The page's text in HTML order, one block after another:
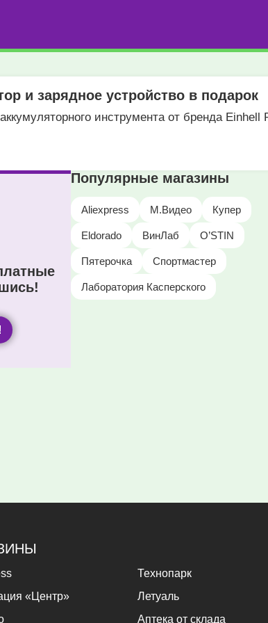
и зарядное устройство в подарок
инструмента от бренда
Популярные магазины
Aliexpress М.Видео Купер
Eldorado ВинЛаб O’STIN
Пятерочка Спортмастер
Лаборатория Касперского
Технопарк
«Центр»
Летуаль
Аптека от склада